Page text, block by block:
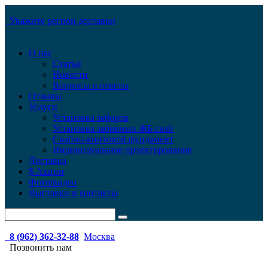
Укажите регион доставки
О нас
Статьи
Новости
Вопросы и ответы
Отзывы
Услуги
Установка заборов
Установка забивных ЖБ свай
Свайно-винтовой фундамент
Индивидуальное проектирование
Доставка
$ Акции
Фото/видео
Выставки и контакты
8 (962) 362-32-88 Москва
Позвонить нам